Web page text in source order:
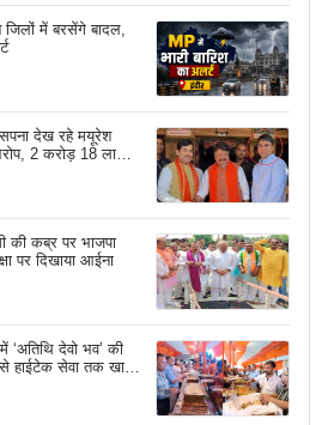
में बरसेंगे बादल,
सपना देख रहे मयूरेश
2 करोड़ 18 लाख
कब्जा
की कब्र पर भाजपा
पर दिखाया आईना
‘अतिथि देवो भव’ की
से हाईटेक सेवा तक खास